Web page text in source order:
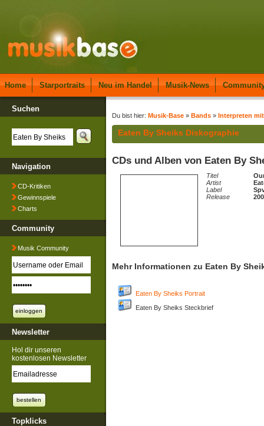
Home Starportraits Neu im Handel Musik-News
Suchen
Navigation
CD-Kritiken
Gewinnspiele
Charts
Community
Musik Community
Newsletter
Hol dir unseren
kostenlosen Newsletter
Topklicks
Du bist hier: Musik-Base » Bands » Interpreten
Eaten By Sheiks Diskographie
CDs und Alben von Eaten By
Titel
Artist
Label
Release
Mehr Informationen zu Eaten By
Eaten By Sheiks Portrait
Eaten By Sheiks Steckbrief